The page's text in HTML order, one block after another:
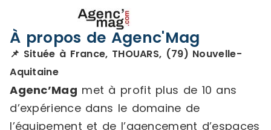
À propos de Agenc'Mag
📌 Située à France, THOUARS, (79) Nouvelle-
Aquitaine
Agenc’Mag met à profit plus de 10 ans
d’expérience dans le domaine de
l’équipement et de l’agencement d’espaces